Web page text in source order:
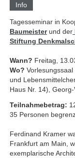
Info
Tagesseminar in
Baumeisterund der
Stiftung
Wann? Freitag,
Wo?
und
Haus Nr. 14),
Teilnahmebetrag:
35 Personen
Ferdinand Kramer
Frankfurt am Main,
exemplarische